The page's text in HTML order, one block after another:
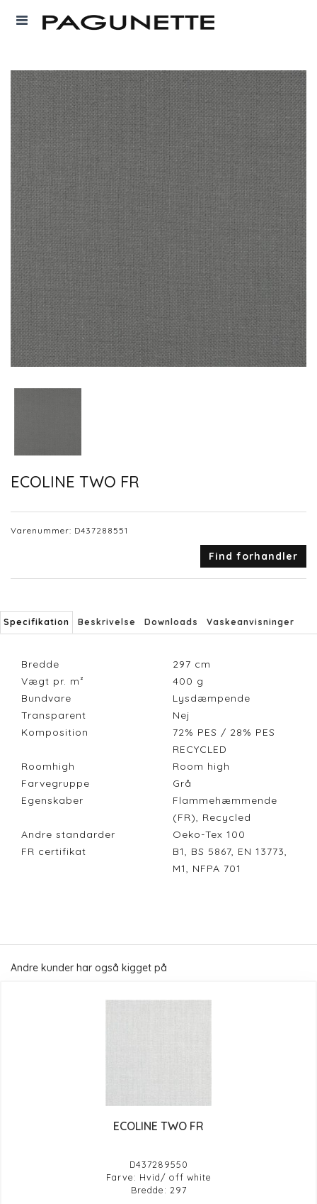
ECOLINE TWO FR
Varenummer: D437288551
Find forhandler
Specifikation Beskrivelse Downloads Vaskeanvisninger
Bredde 297 cm
Vægt pr. m²
400 g
Bundvare
Lysdæmpende
Transparent
Nej
Komposition
72% PES / 28% PES
RECYCLED
Roomhigh
Room high
Farvegruppe
Grå
Egenskaber
Flammehæmmende
(FR), Recycled
Andre standarder
Oeko-Tex 100
FR certifikat
B1, BS 5867, EN 13773,
M1, NFPA 701
Andre kunder har også kigget på
ECOLINE TWO FR
D437289550
Farve: Hvid/ off white
Bredde: 297